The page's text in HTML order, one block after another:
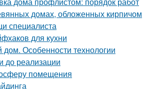
домах, обложенных кирпичом
специалиста
для кухни
Особенности технологии
до реализации
помещения